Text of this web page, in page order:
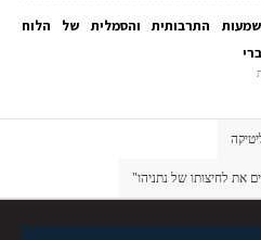
התרבותית והסמלית של הלוח
את לחיצותו של נתניהו"